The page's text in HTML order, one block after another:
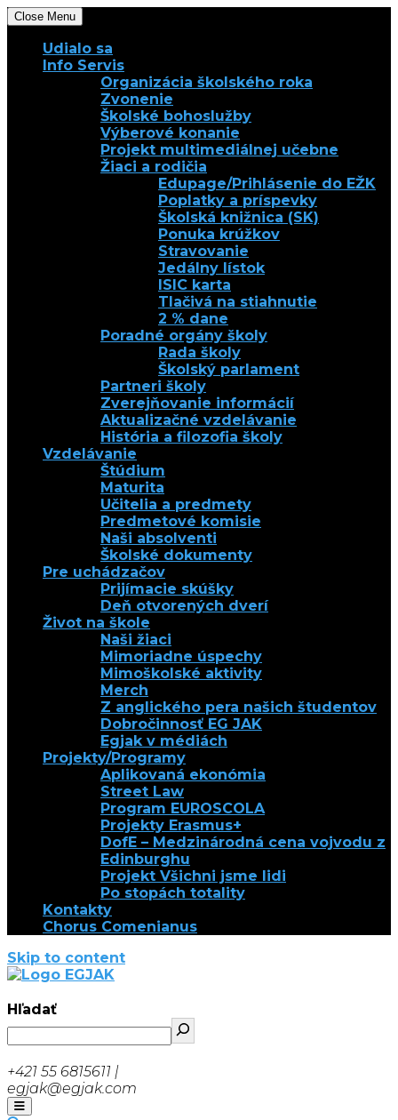
Close Menu
Udialo sa
Info Servis
Organizácia školského roka
Zvonenie
Školské bohoslužby
Výberové konanie
Projekt multimediálnej učebne
Žiaci a rodičia
Edupage/Prihlásenie do EŽK
Poplatky a príspevky
Školská knižnica (SK)
Ponuka krúžkov
Stravovanie
Jedálny lístok
ISIC karta
Tlačivá na stiahnutie
2 % dane
Poradné orgány školy
Rada školy
Školský parlament
Partneri školy
Zverejňovanie informácií
Aktualizačné vzdelávanie
História a filozofia školy
Vzdelávanie
Štúdium
Maturita
Učitelia a predmety
Predmetové komisie
Naši absolventi
Školské dokumenty
Pre uchádzačov
Prijímacie skúšky
Deň otvorených dverí
Život na škole
Naši žiaci
Mimoriadne úspechy
Mimoškolské aktivity
Merch
Z anglického pera našich študentov
Dobročinnosť EG JAK
Egjak v médiách
Projekty/Programy
Aplikovaná ekonómia
Street Law
Program EUROSCOLA
Projekty Erasmus+
DofE – Medzinárodná cena vojvodu z
Edinburghu
Projekt Všichni jsme lidi
Po stopách totality
Kontakty
Chorus Comenianus
Skip to content
EGJAK
Hľadať
+421 55 6815611 |
egjak@egjak.com